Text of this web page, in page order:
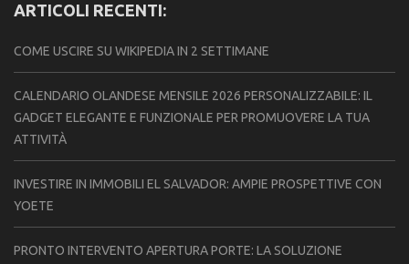
ARTICOLI RECENTI:
COME USCIRE SU WIKIPEDIA IN 2 SETTIMANE
CALENDARIO OLANDESE MENSILE 2026 PERSONALIZZABILE: IL
GADGET ELEGANTE E FUNZIONALE PER PROMUOVERE LA TUA
ATTIVITÀ
INVESTIRE IN IMMOBILI EL SALVADOR: AMPIE PROSPETTIVE CON
YOETE
PRONTO INTERVENTO APERTURA PORTE: LA SOLUZIONE